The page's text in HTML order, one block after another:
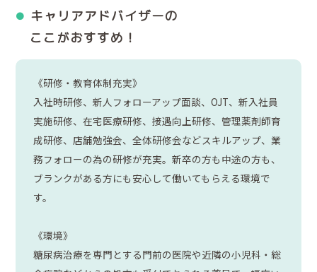
キャリアアドバイザーの
ここがおすすめ！
《研修・教育体制充実》
入社時研修、新人フォローアップ面談、OJT、新入社員
実施研修、在宅医療研修、接遇向上研修、管理薬剤師育
成研修、店舗勉強会、全体研修会などスキルアップ、業
務フォローの為の研修が充実。新卒の方も中途の方も、
ブランクがある方にも安心して働いてもらえる環境で
す。
《環境》
糖尿病治療を専門とする門前の医院や近隣の小児科・総